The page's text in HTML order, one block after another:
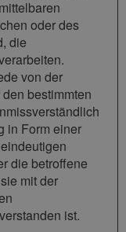
oder des
die
von der
bestimmten
in Form einer
die betroffene
mit der
ist.